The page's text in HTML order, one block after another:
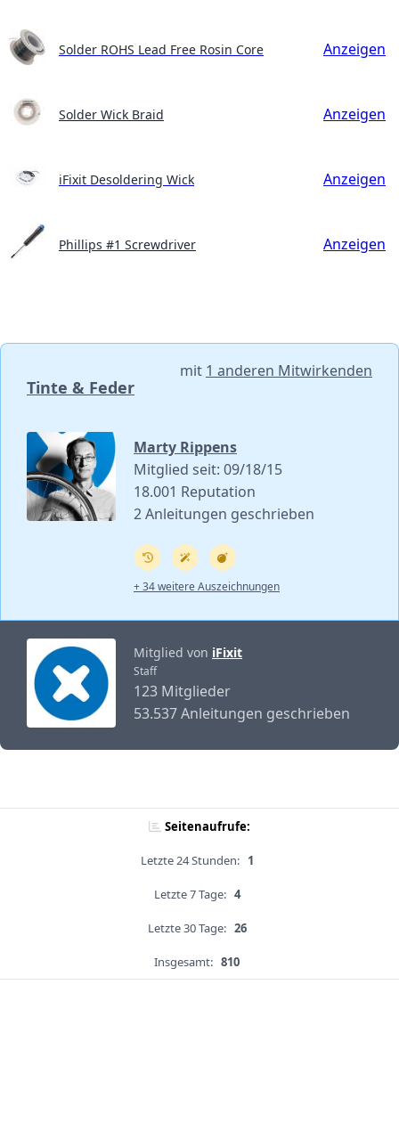
Solder ROHS Lead Free Rosin Core Anzeigen
Solder Wick Braid Anzeigen
iFixit Desoldering Wick Anzeigen
Phillips #1 Screwdriver Anzeigen
Tinte & Feder
mit 1 anderen Mitwirkenden
Marty Rippens
Mitglied seit: 09/18/15
18.001 Reputation
2 Anleitungen geschrieben
+ 34 weitere Auszeichnungen
Mitglied von iFixit
Staff
123 Mitglieder
53.537 Anleitungen geschrieben
Seitenaufrufe:
Letzte 24 Stunden: 1
Letzte 7 Tage: 4
Letzte 30 Tage: 26
Insgesamt: 810